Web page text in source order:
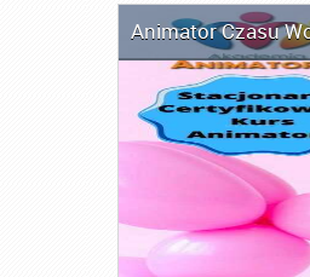
Animator Czasu